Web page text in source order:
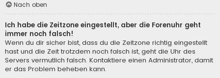
Nach oben
Ich habe die Zeitzone eingestellt, aber die Forenuhr geht
immer noch falsch!
Wenn du dir sicher bist, dass du die Zeitzone richtig eingestellt
hast und die Zeit trotzdem noch falsch ist, geht die Uhr des
Servers vermutlich falsch. Kontaktiere einen Administrator, damit
er das Problem beheben kann.